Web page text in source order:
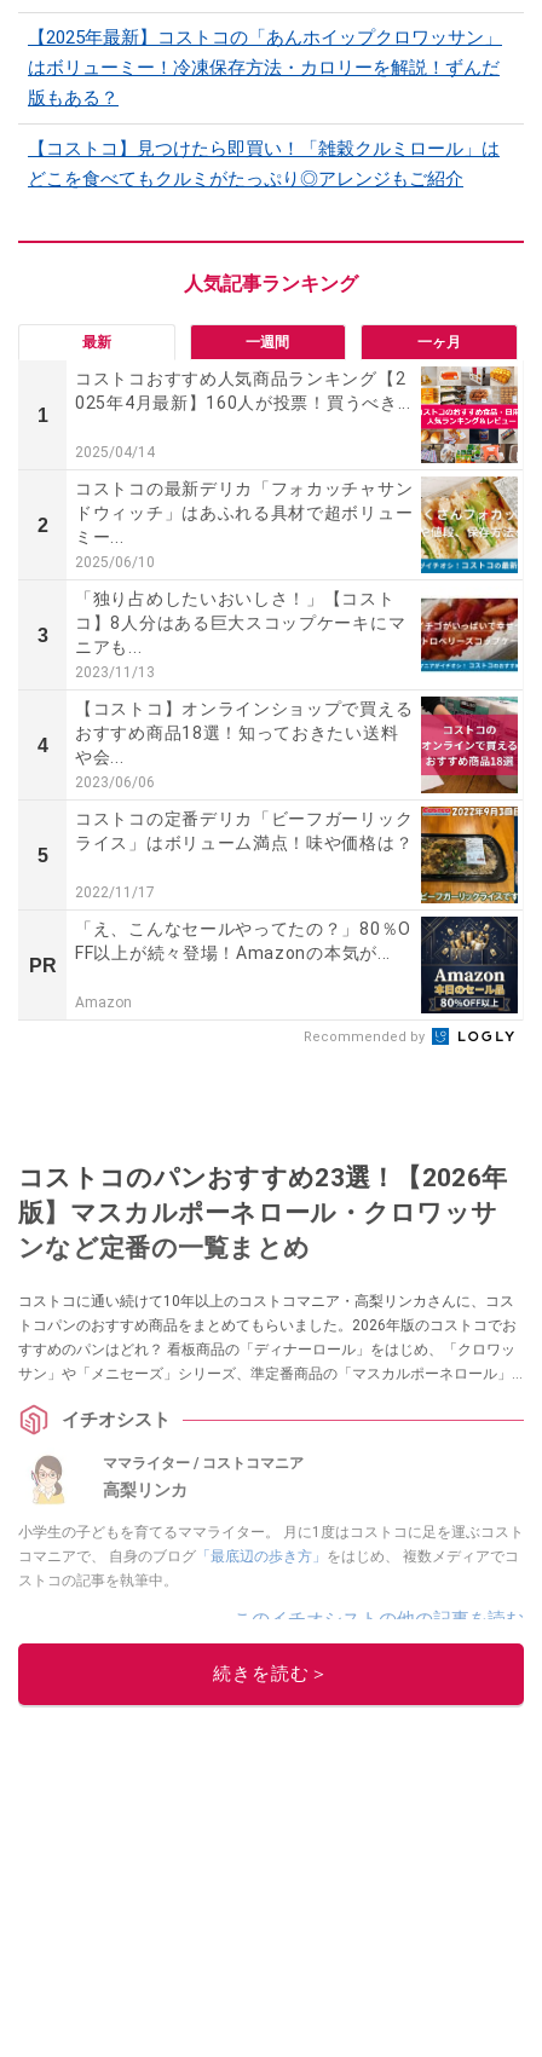
【2025年最新】コストコの「あんホイップクロワッサン」
はボリューミー！冷凍保存方法・カロリーを解説！ずんだ
版もある？
【コストコ】見つけたら即買い！「雑穀クルミロール」は
どこを食べてもクルミがたっぷり◎アレンジもご紹介
最新 一週間 一ヶ月
1
コストコおすすめ人気商品ランキング【2
025年4月最新】160人が投票！買うべき...
2025/04/14
2
コストコの最新デリカ「フォカッチャサン
ドウィッチ」はあふれる具材で超ボリュー
ミー...
2025/06/10
3
「独り占めしたいおいしさ！」【コスト
コ】8人分はある巨大スコップケーキにマ
ニアも...
2023/11/13
4
【コストコ】オンラインショップで買える
おすすめ商品18選！知っておきたい送料
や会...
2023/06/06
5
コストコの定番デリカ「ビーフガーリック
ライス」はボリューム満点！味や価格は？
2022/11/17
PR
「え、こんなセールやってたの？」80％O
FF以上が続々登場！Amazonの本気が...
Amazon
Recommended by
コストコのパンおすすめ23選！【2026年
版】マスカルポーネロール・クロワッサ
ンなど定番の一覧まとめ
コストコに通い続けて10年以上のコストコマニア・高梨リンカさんに、コス
トコパンのおすすめ商品をまとめてもらいました。2026年版のコストコでお
すすめのパンはどれ？ 看板商品の「ディナーロール」をはじめ、「クロワッ
サン」や「メニセーズ」シリーズ、準定番商品の「マスカルポーネロール」
トコベーカリーで作っているパンだけでなく、国内・国外メーカーのパンも
イチオシスト
ママライター / コストコマニア
高梨リンカ
小学生の子どもを育てるママライター。 月に1度はコストコに足を運ぶコスト
コマニアで、 自身のブログ 「最底辺の歩き方」 をはじめ、 複数メディアでコ
ストコの記事を執筆中。
このイチオシストの他の記事を読む
続きを読む＞